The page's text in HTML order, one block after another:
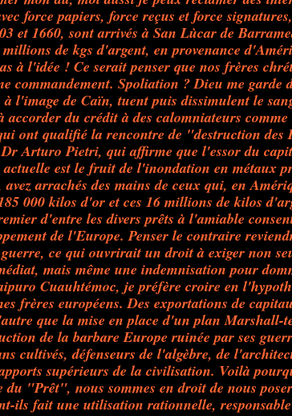
force papiers, force reçus et force
et 1660, sont arrivés à San Lùcar de
de kgs d'argent, en provenance
à l'idée ! Ce serait penser que nos frères
commandement. Spoliation ? Dieu me
à l'image de Caïn, tuent puis dissimulent le
accorder du crédit à des calomniateurs
ont qualifié la rencontre de "destruction des
Arturo Pietri, qui affirme que l'essor du
actuelle est le fruit de l'inondation en métaux
avez arrachés des mains de ceux qui, en
000 kilos d'or et ces 16 millions de kilos
d'entre les divers prêts à l'amiable
de l'Europe. Penser le contraire
ce qui ouvrirait un droit à exiger non
mais même une indemnisation pour
Cuauhtémoc, je préfère croire en
frères européens. Des exportations de
que la mise en place d'un plan Marshall-
de la barbare Europe ruinée par ses
cultivés, défenseurs de l'algèbre, de
supérieurs de la civilisation. Voilà
du "Prêt", nous sommes en droit de nous
ils fait une utilisation rationnelle,